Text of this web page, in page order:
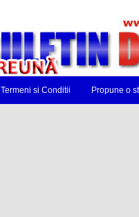
Termeni si Conditii Propune o